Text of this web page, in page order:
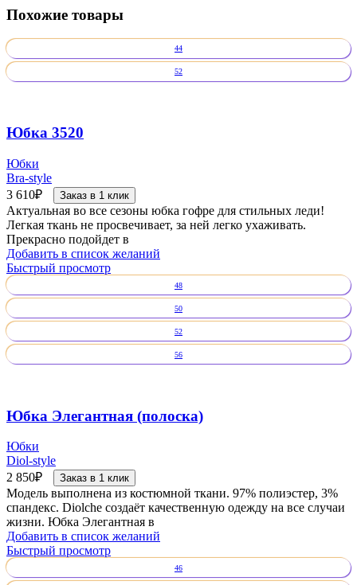
Похожие товары
44
52
Юбка 3520
Юбки
Bra-style
3 610₽ Заказ в 1 клик
Актуальная во все сезоны юбка гофре для стильных леди!
Легкая ткань не просвечивает, за ней легко ухаживать.
Прекрасно подойдет в
Добавить в список желаний
Быстрый просмотр
48
50
52
56
Юбка Элегантная (полоска)
Юбки
Diol-style
2 850₽ Заказ в 1 клик
Модель выполнена из костюмной ткани. 97% полиэстер, 3%
спандекс. Diolche создаёт качественную одежду на все случаи
жизни. Юбка Элегантная в
Добавить в список желаний
Быстрый просмотр
46